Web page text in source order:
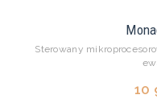
Sterowany
10